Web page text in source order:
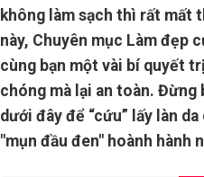
không làm sạch thì rất mất
này, Chuyên mục Làm đẹp
cùng bạn một vài bí quyết
chóng mà lại an toàn.
dưới đây để “cứu” lấy làn
"mụn đầu đen" hoành hành